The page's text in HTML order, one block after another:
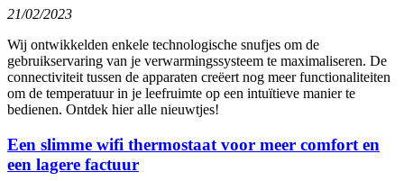
21/02/2023
Wij ontwikkelden enkele technologische snufjes om de
gebruikservaring van je verwarmingssysteem te maximaliseren. De
connectiviteit tussen de apparaten creëert nog meer functionaliteiten
om de temperatuur in je leefruimte op een intuïtieve manier te
bedienen. Ontdek hier alle nieuwtjes!
Een slimme wifi thermostaat voor meer comfort en
een lagere factuur